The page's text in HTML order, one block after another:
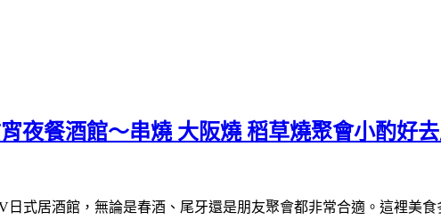
夜餐酒館～串燒 大阪燒 稻草燒聚會小酌好
式居酒館，無論是春酒、尾牙還是朋友聚會都非常合適。這裡美